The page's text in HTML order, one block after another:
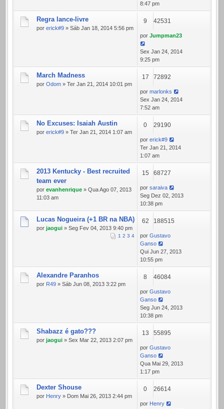
8:47 pm
Regra lance-livre
por erick#9 » Sáb Jan 18, 2014 5:56 pm
9 42531
por Jumpman23
Sex Jan 24, 2014
9:25 pm
March Madness
por Odom » Ter Jan 21, 2014 10:01 pm
17 72892
por marlonks
Sex Jan 24, 2014
7:52 am
No Excuses: Isaiah Austin
por erick#9 » Ter Jan 21, 2014 1:07 am
0 29190
por erick#9
Ter Jan 21, 2014
1:07 am
2013 Kentucky - Best recruited
team ever
por evanhenrique » Qua Ago 07, 2013
11:03 am
15 68727
por saraiva
Seg Dez 02, 2013
10:38 pm
Lucas Nogueira (+1 BR na NBA)
por jaogui » Seg Fev 04, 2013 9:40 pm
1 2 3 4
62 188515
por Gustavo
Ganso
Qui Jun 27, 2013
10:55 pm
Alexandre Paranhos
por R49 » Sáb Jun 08, 2013 3:22 pm
8 46084
por Gustavo
Ganso
Seg Jun 24, 2013
10:38 pm
Shabazz é gato???
por jaogui » Sex Mar 22, 2013 2:07 pm
13 55895
por Gustavo
Ganso
Qua Mai 29, 2013
1:17 pm
Dexter Shouse
por Henry » Dom Mai 26, 2013 2:44 pm
0 26614
por Henry